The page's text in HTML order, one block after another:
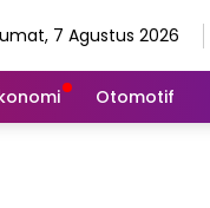
7 Agustus 2026
Otomotif